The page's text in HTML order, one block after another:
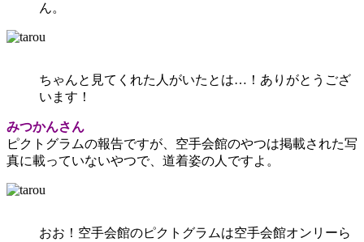
ん。
ちゃんと見てくれた人がいたとは…！ありがとうござ
います！
みつかんさん
ピクトグラムの報告ですが、空手会館のやつは掲載された写
真に載っていないやつで、道着姿の人ですよ。
おお！空手会館のピクトグラムは空手会館オンリーら